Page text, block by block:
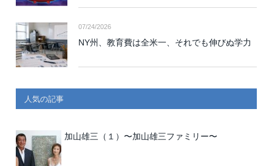
07/24/2026
NY州、教育費は全米一、それでも伸びぬ学力
人気の記事
加山雄三（１）〜加山雄三ファミリー〜